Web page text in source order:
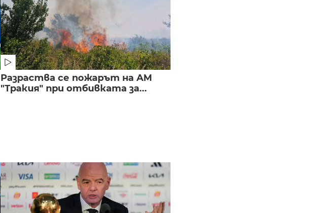
Разраства се пожарът на АМ
"Тракия" при отбивката за...